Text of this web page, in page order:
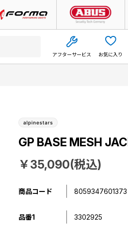
アフターサービス お気に入り
GP BASE MESH
￥35,090(税込)
商品コード 8059347601373
品番1 3302925